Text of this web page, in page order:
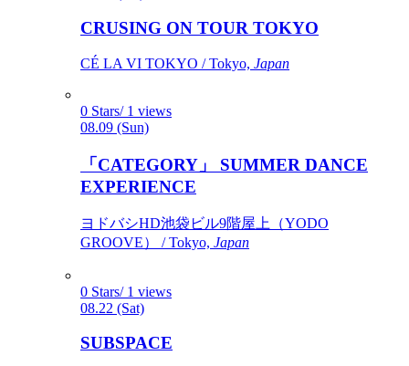
CRUSING ON TOUR TOKYO
CÉ LA VI TOKYO / Tokyo, Japan
0 Stars/ 1 views
08.09 (Sun)
「CATEGORY」 SUMMER DANCE
EXPERIENCE
ヨドバシHD池袋ビル9階屋上（YODO
GROOVE） / Tokyo, Japan
0 Stars/ 1 views
08.22 (Sat)
SUBSPACE